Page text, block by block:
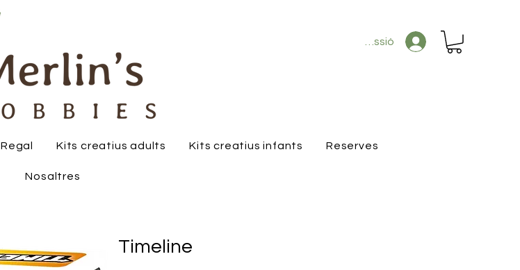
Inicia la sessió
Regal Kits creatius adults Kits creatius infants Reserves
Nosaltres
Timeline